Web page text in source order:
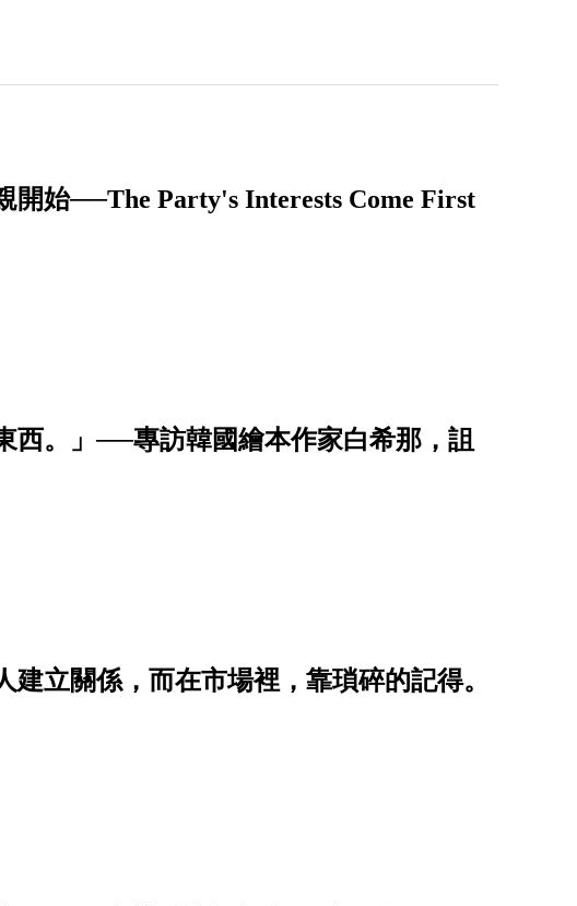
開始──The Party's Interests Come First
西。」──專訪韓國繪本作家白希那，詛
立關係，而在市場裡，靠瑣碎的記得。